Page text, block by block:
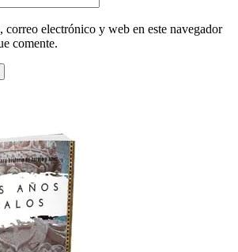
correo electrónico y web en este navegador
comente.